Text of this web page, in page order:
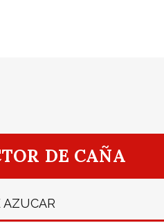
DE CAÑA
AZUCAR